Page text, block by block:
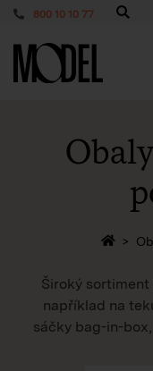
800 10 10 77
PackShop
Zpět
Široký sortiment
například na
sáčky bag-in-